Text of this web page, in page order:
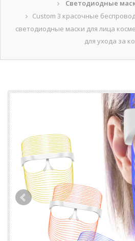
Светодиодные
Custom 3 красочные
светодиодные маски для лица
для ухода за